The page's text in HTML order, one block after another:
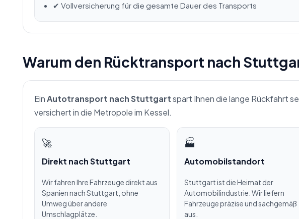
✔ Vollversicherung für die gesamte Dauer des Transports
Warum den Rücktransport nach
EinAutotransport nach Stuttgartspart Ihnen die lange Rückfahrt
versichert in die Metropole im Kessel.
🚀
Direkt nach Stuttgart
Wir fahren Ihre Fahrzeuge direkt aus
Spanien nach Stuttgart, ohne
Umweg über andere
Umschlagplätze.
🏭
Automobilstandort
Stuttgart ist die Heimat der
Automobilindustrie. Wir liefern
Fahrzeuge präzise und sachgemäß
aus.